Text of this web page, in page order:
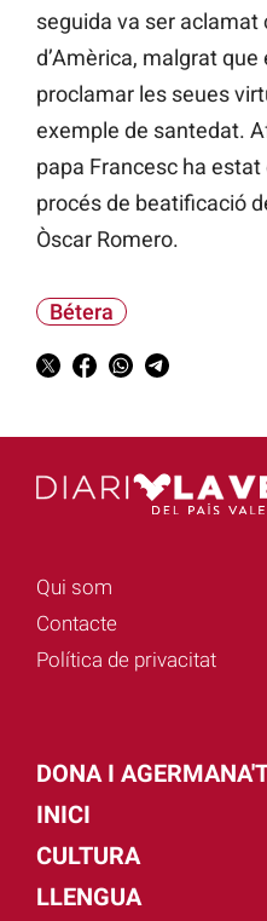
seguida va ser aclamat
d’Amèrica, malgrat
proclamar les seues
exemple de santedat.
papa Francesc ha
procés de beatificació
Òscar Romero.
Bétera
Qui som
Contacte
Política de privacitat
DONA I
INICI
CULTURA
LLENGUA